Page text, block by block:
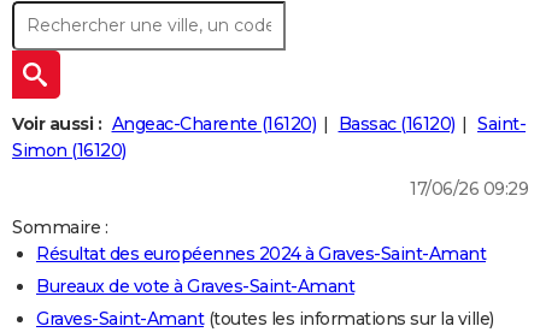
Retraite
Impôts
Epargne
Immobilier
Risques naturels par ville
Banque
Assurance
CréditAUTO
Essais
Réserver un essai
Citadines
Berlines
SUV
Forum auto
+HIGH-TECH
Mobiles
Meilleur smartphone
Internet
Ordinateurs
Jeux vidéo
Guide high-tech
+
BRICOLAGE
Forum
Aménagement intérieur
Extérieur
Cuisine
Salle de bains
Jardinage
Rangement
+
LIFESTYLE
Art de vivre
Bien-être
Loisirs
Mode
Modes de vie
SANTE
Alimentation
Guide de la santé
Maladies
Médicaments
Sommeil
VOYAGE
Voir aussi : Angeac-Charente (16120) Bassac (16120)
Saint-
Simon (16120)
17/06/26 09:29
Sommaire :
Résultat des européennes 2024 à Graves-Saint-Amant
Bureaux de vote à Graves-Saint-Amant
Graves-Saint-Amant(toutes les informations sur la ville)